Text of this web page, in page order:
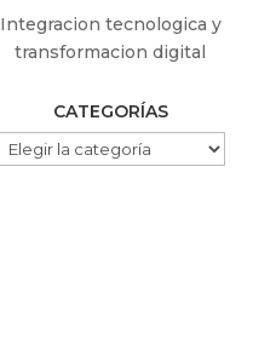
Integracion tecnologica y
transformacion digital
CATEGORÍAS
CATEGORÍAS